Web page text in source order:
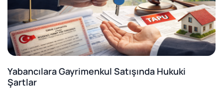
Yabancılara Gayrimenkul Satışında Hukuki
Şartlar